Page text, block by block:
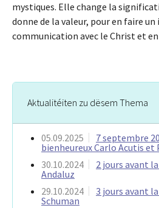
mystiques. Elle change la
donne de la valeur, pour en faire
communication avec le Christ et
Aktualitéiten zu dësem Thema
05.09.2025
7 septembre
bienheureux Carlo Acutis et
30.10.2024
2 jours avant
Andaluz
29.10.2024
3 jours avant
Schuman